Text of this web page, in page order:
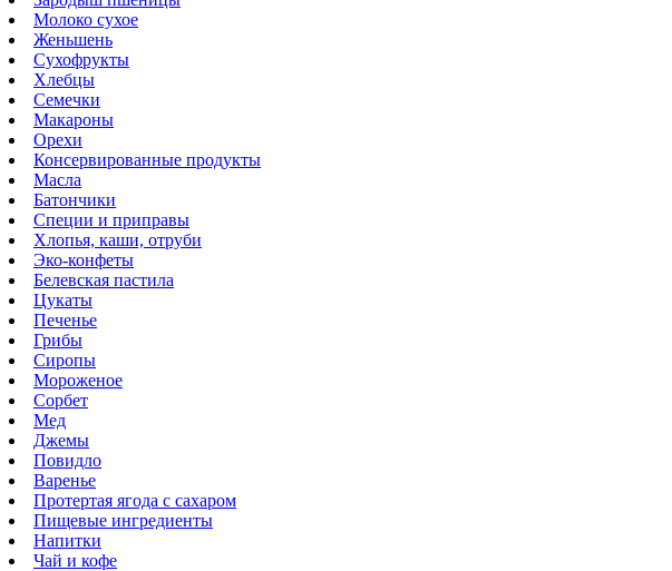
Молоко сухое
Женьшень
Сухофрукты
Хлебцы
Семечки
Макароны
Орехи
Консервированные продукты
Масла
Батончики
Специи и приправы
Хлопья, каши, отруби
Эко-конфеты
Белевская пастила
Цукаты
Печенье
Грибы
Сиропы
Мороженое
Сорбет
Мед
Джемы
Повидло
Варенье
Протертая ягода с сахаром
Пищевые ингредиенты
Напитки
Чай и кофе